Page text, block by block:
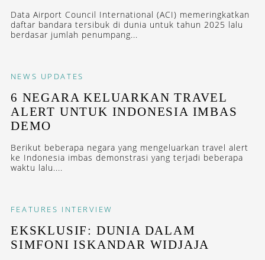
Data Airport Council International (ACI) memeringkatkan
daftar bandara tersibuk di dunia untuk tahun 2025 lalu
berdasar jumlah penumpang...
NEWS UPDATES
6 NEGARA KELUARKAN TRAVEL
ALERT UNTUK INDONESIA IMBAS
DEMO
Berikut beberapa negara yang mengeluarkan travel alert
ke Indonesia imbas demonstrasi yang terjadi beberapa
waktu lalu....
FEATURES INTERVIEW
EKSKLUSIF: DUNIA DALAM
SIMFONI ISKANDAR WIDJAJA